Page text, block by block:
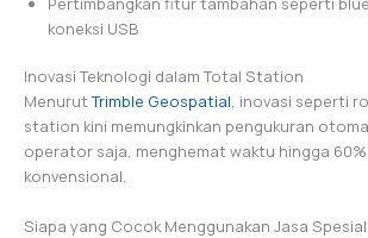
koneksi USB
Inovasi Teknologi dalam Total Station
MenurutTrimble Geospatial, inovasi seperti
station kini memungkinkan pengukuran
operator saja, menghemat waktu hingga
konvensional.
Siapa yang Cocok Menggunakan Jasa